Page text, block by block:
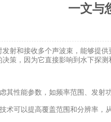
一文与
和接收多个声波束，能够提供
决策，因为它直接影响到水下探
性能参数，如频率范围、发射
可以提高覆盖范围和分辨率，